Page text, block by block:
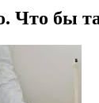
Что бы